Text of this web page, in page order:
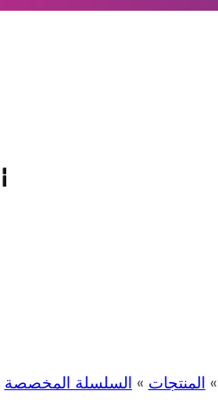
» المنتجات » السلسلة المخصصة